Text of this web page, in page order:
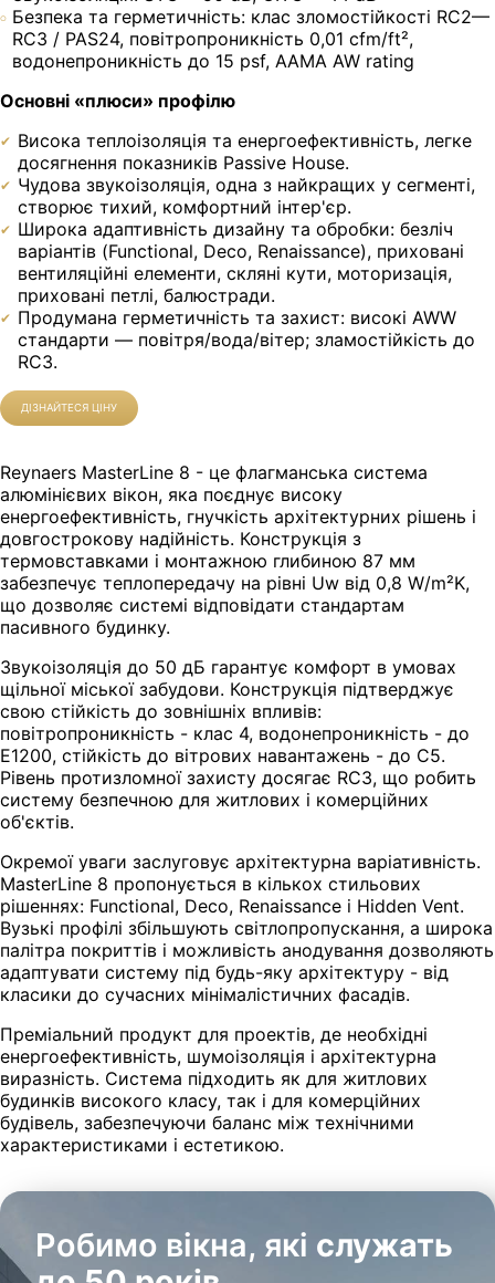
Безпека та герметичність: клас зломостійкості RC2—
RC3 / PAS24, повітропроникність 0,01 cfm/ft²,
водонепроникність до 15 psf, AAMA AW rating
Основні «плюси» профілю
Висока теплоізоляція та енергоефективність, легке
досягнення показників Passive House.
Чудова звукоізоляція, одна з найкращих у сегменті,
створює тихий, комфортний інтер'єр.
Широка адаптивність дизайну та обробки: безліч
варіантів (Functional, Deco, Renaissance), приховані
вентиляційні елементи, скляні кути, моторизація,
приховані петлі, балюстради.
Продумана герметичність та захист: високі AWW
стандарти — повітря/вода/вітер; зламостійкість до
RC3.
ДІЗНАЙТЕСЯ ЦІНУ
Reynaers MasterLine 8 - це флагманська система
алюмінієвих вікон, яка поєднує високу
енергоефективність, гнучкість архітектурних рішень і
довгострокову надійність. Конструкція з
термовставками і монтажною глибиною 87 мм
забезпечує теплопередачу на рівні Uw від 0,8 W/m²K,
що дозволяє системі відповідати стандартам
пасивного будинку.
Звукоізоляція до 50 дБ гарантує комфорт в умовах
щільної міської забудови. Конструкція підтверджує
свою стійкість до зовнішніх впливів:
повітропроникність - клас 4, водонепроникність - до
E1200, стійкість до вітрових навантажень - до C5.
Рівень протизломної захисту досягає RC3, що робить
систему безпечною для житлових і комерційних
об'єктів.
Окремої уваги заслуговує архітектурна варіативність.
MasterLine 8 пропонується в кількох стильових
рішеннях: Functional, Deco, Renaissance і Hidden Vent.
Вузькі профілі збільшують світлопропускання, а широка
палітра покриттів і можливість анодування дозволяють
адаптувати систему під будь-яку архітектуру - від
класики до сучасних мінімалістичних фасадів.
Преміальний продукт для проектів, де необхідні
енергоефективність, шумоізоляція і архітектурна
виразність. Система підходить як для житлових
будинків високого класу, так і для комерційних
будівель, забезпечуючи баланс між технічними
характеристиками і естетикою.
Робимо вікна, які служать